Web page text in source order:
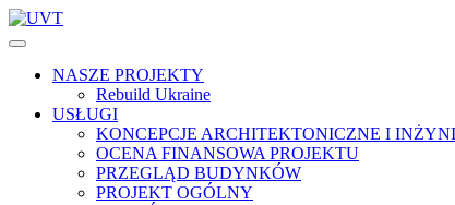
NASZE PROJEKTY
Rebuild Ukraine
USŁUGI
KONCEPCJE ARCHITEKTONICZNE I
OCENA FINANSOWA PROJEKTU
PRZEGLĄD BUDYNKÓW
PROJEKT OGÓLNY